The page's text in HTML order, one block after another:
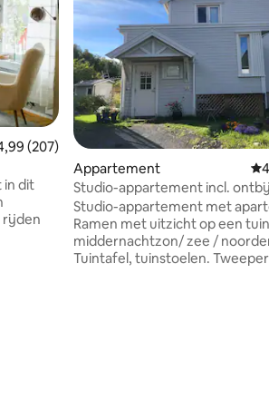
beoordeling van 4,99 op 5, 207
(207)
in dit
rijden
Appartement
Studio-appartement incl.
Studio-appartement met
Ramen met uitzicht op een
middernachtzon/ zee /
Tuintafel, tuinstoelen. Tweepersoonsbed